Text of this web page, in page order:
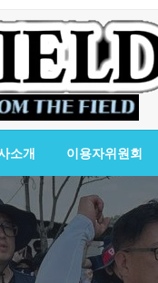
소개 이용자위원회